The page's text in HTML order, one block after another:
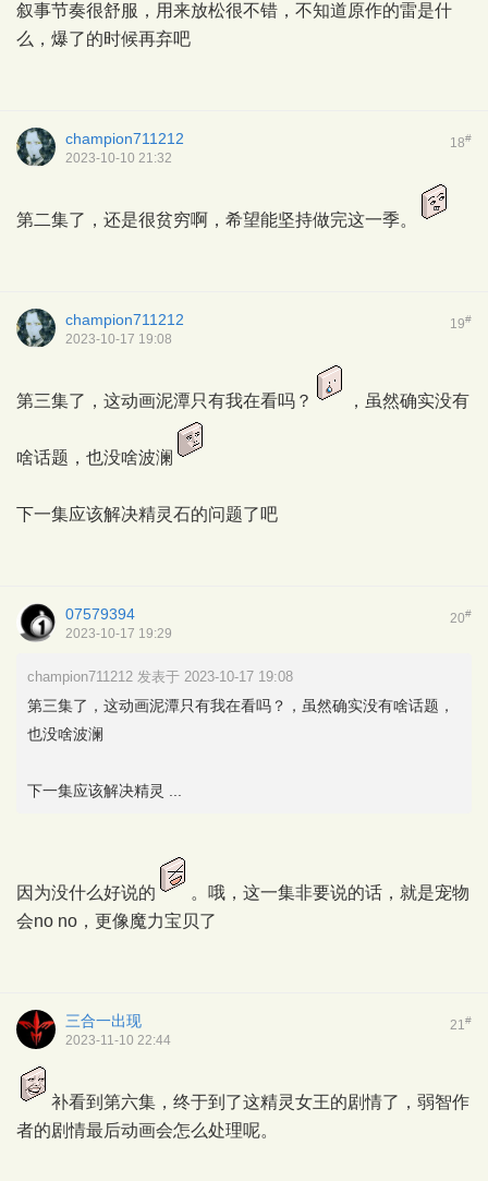
叙事节奏很舒服，用来放松很不错，不知道原作的雷是什
么，爆了的时候再弃吧
18#
champion711212
2023-10-10 21:32
第二集了，还是很贫穷啊，希望能坚持做完这一季。
19#
champion711212
2023-10-17 19:08
第三集了，这动画泥潭只有我在看吗？ ，虽然确实没有
啥话题，也没啥波澜
下一集应该解决精灵石的问题了吧
20#
07579394
2023-10-17 19:29
champion711212 发表于 2023-10-17 19:08
第三集了，这动画泥潭只有我在看吗？，虽然确实没有啥话题，
也没啥波澜
下一集应该解决精灵 ...
因为没什么好说的
。哦，这一集非要说的话，就是宠物
会no no，更像魔力宝贝了
21#
三合一出现
2023-11-10 22:44
补看到第六集，终于到了这精灵女王的剧情了，弱智作
者的剧情最后动画会怎么处理呢。